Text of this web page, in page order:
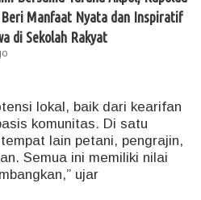
Manfaat Nyata dan Inspiratif
di Sekolah Rakyat
lokal, baik dari kearifan
komunitas. Di satu
lain petani, pengrajin,
Semua ini memiliki nilai
ujar